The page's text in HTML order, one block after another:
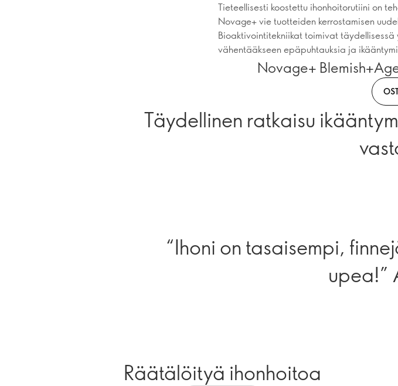
Tieteellisesti koostettu ihonhoitorutiini on
Novage+ vie tuotteiden kerrostamisen
Bioaktivointitekniikat toimivat täydellisessä
vähentääkseen epäpuhtauksia ja
Novage+
Täydellinen ratkaisu
“Ihoni on tasaisempi,
upea!”
Räätälöityä ihonhoitoa